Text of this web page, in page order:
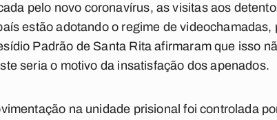
pelo novo coronavírus, as visitas aos
estão adotando o regime de videochamadas,
Padrão de Santa Rita afirmaram que isso
seria o motivo da insatisfação dos apenados.
na unidade prisional foi controlada